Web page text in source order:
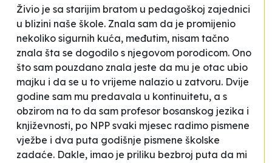
Živio je sa starijim bratom u pedagoškoj zajednici
u blizini naše škole. Znala sam da je promijenio
nekoliko sigurnih kuća, međutim, nisam tačno
znala šta se dogodilo s njegovom porodicom. Ono
što sam pouzdano znala jeste da mu je otac ubio
majku i da se u to vrijeme nalazio u zatvoru. Dvije
godine sam mu predavala u kontinuitetu, a s
obzirom na to da sam profesor bosanskog jezika i
književnosti, po NPP svaki mjesec radimo pismene
vježbe i dva puta godišnje pismene školske
zadaće. Dakle, imao je priliku bezbroj puta da mi